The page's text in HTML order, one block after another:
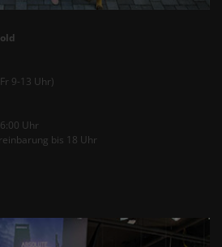
9-13 Uhr)
Uhr
bis 18 Uhr